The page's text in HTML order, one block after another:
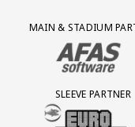
Partner Logos Grid
MAIN & STADIUM
BEZOEK ONZE
SLEEVE PARTNER
BEZOEK ONZE SLEEVE